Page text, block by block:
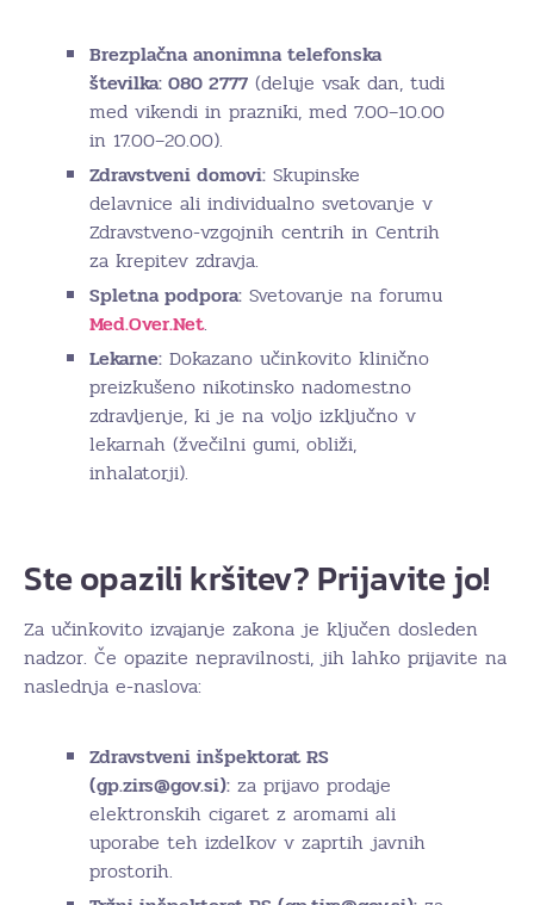
Brezplačna anonimna telefonska
številka: 080 2777 (deluje vsak dan, tudi
med vikendi in prazniki, med 7.00–10.00
in 17.00–20.00).
Zdravstveni domovi: Skupinske
delavnice ali individualno svetovanje v
Zdravstveno-vzgojnih centrih in Centrih
za krepitev zdravja.
Spletna podpora: Svetovanje na forumu
Med.Over.Net.
Lekarne: Dokazano učinkovito klinično
preizkušeno nikotinsko nadomestno
zdravljenje, ki je na voljo izključno v
lekarnah (žvečilni gumi, obliži,
inhalatorji).
Ste opazili kršitev? Prijavite jo!
Za učinkovito izvajanje zakona je ključen dosleden
nadzor. Če opazite nepravilnosti, jih lahko prijavite na
naslednja e-naslova:
Zdravstveni inšpektorat RS
(gp.zirs@gov.si): za prijavo prodaje
elektronskih cigaret z aromami ali
uporabe teh izdelkov v zaprtih javnih
prostorih.